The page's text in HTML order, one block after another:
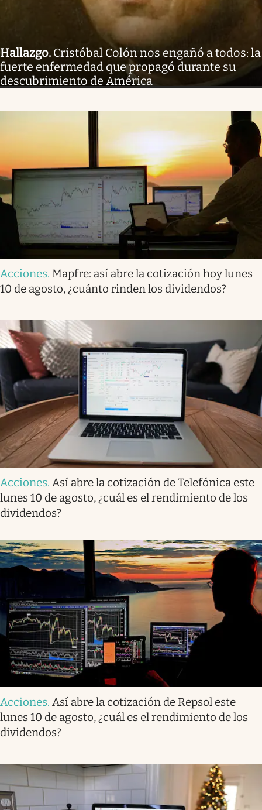
Hallazgo. Cristóbal Colón nos engañó a todos: la
fuerte enfermedad que propagó durante su
descubrimiento de América
Acciones. Mapfre: así abre la cotización hoy lunes
10 de agosto, ¿cuánto rinden los dividendos?
Acciones. Así abre la cotización de Telefónica este
lunes 10 de agosto, ¿cuál es el rendimiento de los
dividendos?
Acciones. Así abre la cotización de Repsol este
lunes 10 de agosto, ¿cuál es el rendimiento de los
dividendos?